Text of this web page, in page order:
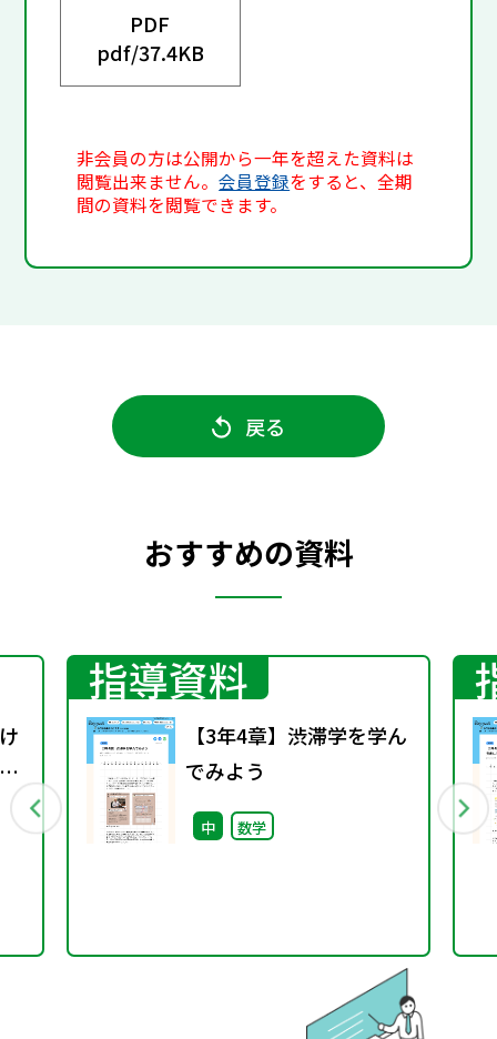
PDF
pdf/37.4KB
非会員の方は公開から一年を超えた資料は
閲覧出来ません。会員登録をすると、全期
間の資料を閲覧できます。
戻る
おすすめの資料
指導資料
【3年4章】渋滞学を学ん
でみよう
中 数学